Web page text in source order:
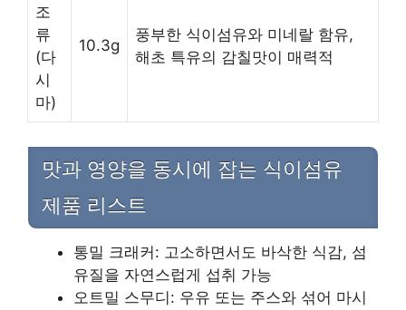
조
류
(다
시
마)
10.3g
풍부한 식이섬유와 미네랄 함유,
해초 특유의 감칠맛이 매력적
맛과 영양을 동시에 잡는 식이섬유
제품 리스트
통밀 크래커: 고소하면서도 바삭한 식감, 섬
유질을 자연스럽게 섭취 가능
오트밀 스무디: 우유 또는 주스와 섞어 마시